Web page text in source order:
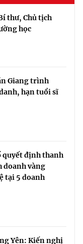
thư, Chủ tịch
học
Giang trình
hạn tuổi sĩ
quyết định thanh
doanh vàng
tại 5 doanh
Yên: Kiến nghị